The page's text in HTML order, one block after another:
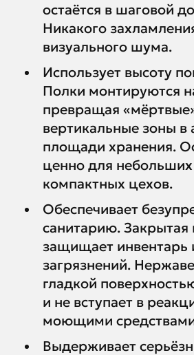
остаётся в шаговой
Никакого
визуального шума.
Использует высоту
Полки монтируются
превращая
вертикальные зоны в
площади хранения.
ценно для небольших
компактных цехов.
Обеспечивает
санитарию. Закрытая
защищает инвентарь
загрязнений.
гладкой
и не вступает в
моющими
Выдерживает